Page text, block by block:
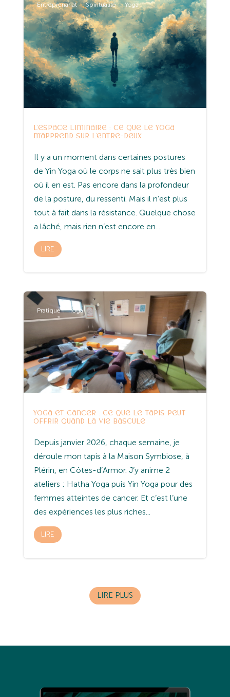
Entreprenariat Spiritualité Yoga
L’espace liminaire : ce que le yoga
m’apprend sur l’entre-deux
Il y a un moment dans certaines postures
de Yin Yoga où le corps ne sait plus très bien
où il en est. Pas encore dans la profondeur
de la posture, du ressenti. Mais il n’est plus
tout à fait dans la résistance. Quelque chose
a lâché, mais rien n’est encore en...
LIRE
Pratique Yoga
Yoga et cancer : ce que le tapis peut
offrir quand la vie bascule
Depuis janvier 2026, chaque semaine, je
déroule mon tapis à la Maison Symbiose, à
Plérin, en Côtes-d’Armor. J’y anime 2
ateliers : Hatha Yoga puis Yin Yoga pour des
femmes atteintes de cancer. Et c’est l’une
des expériences les plus riches...
LIRE
LIRE PLUS